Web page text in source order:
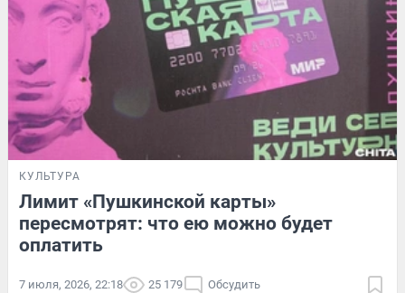
КУЛЬТУРА
Лимит «Пушкинской карты»
пересмотрят: что ею можно будет
оплатить
7 июля, 2026, 22:18 25 179 Обсудить